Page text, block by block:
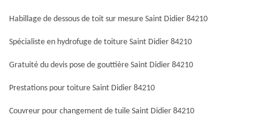
Habillage de dessous de toit sur mesure Saint Didier 84210
Spécialiste en hydrofuge de toiture Saint Didier 84210
Gratuité du devis pose de gouttière Saint Didier 84210
Prestations pour toiture Saint Didier 84210
Couvreur pour changement de tuile Saint Didier 84210